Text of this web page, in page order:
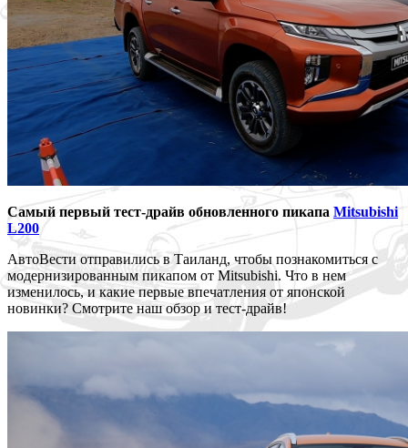
Самый первый тест-драйв обновленного пикапа Mitsubishi
L200
АвтоВести отправились в Таиланд, чтобы познакомиться с
модернизированным пикапом от Mitsubishi. Что в нем
изменилось, и какие первые впечатления от японской
новинки? Смотрите наш обзор и тест-драйв!